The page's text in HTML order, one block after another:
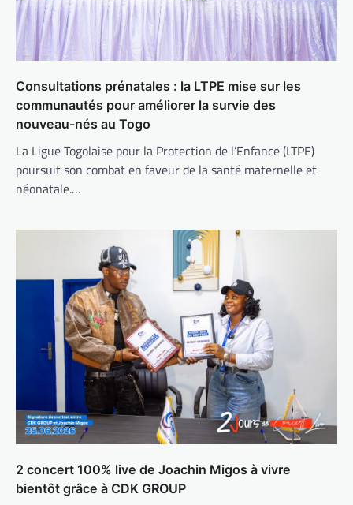
Consultations prénatales : la LTPE mise sur les
communautés pour améliorer la survie des
nouveau-nés au Togo
La Ligue Togolaise pour la Protection de l’Enfance (LTPE)
poursuit son combat en faveur de la santé maternelle et
néonatale.…
2 concert 100% live de Joachin Migos à vivre
bientôt grâce à CDK GROUP